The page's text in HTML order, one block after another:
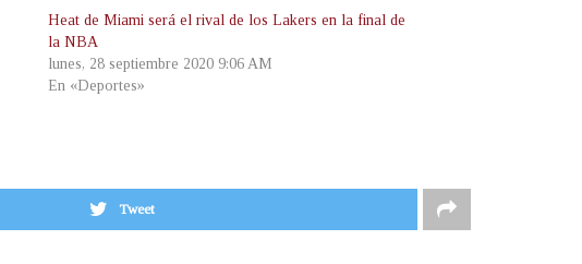
Heat de Miami será el rival de los Lakers en la final de
la NBA
lunes, 28 septiembre 2020 9:06 AM
En «Deportes»
Tweet